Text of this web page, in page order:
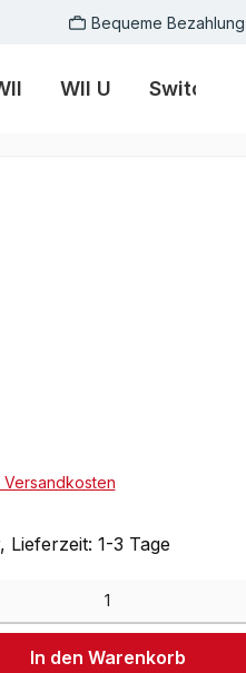
Bequeme Bezahlung
WII U Switch
Versandkosten
1-3 Tage
In den Warenkorb